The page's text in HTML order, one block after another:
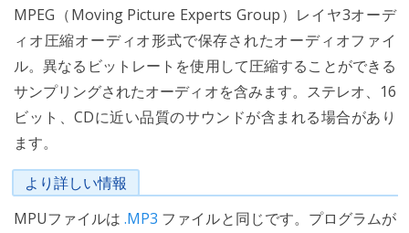
MPEG（Moving Picture Experts Group）レイヤ3オーデ
ィオ圧縮オーディオ形式で保存されたオーディオファイ
ル。異なるビットレートを使用して圧縮することができる
サンプリングされたオーディオを含みます。ステレオ、16
ビット、CDに近い品質のサウンドが含まれる場合があり
ます。
より詳しい情報
MPUファイルは.MP3 ファイルと同じです。プログラムが